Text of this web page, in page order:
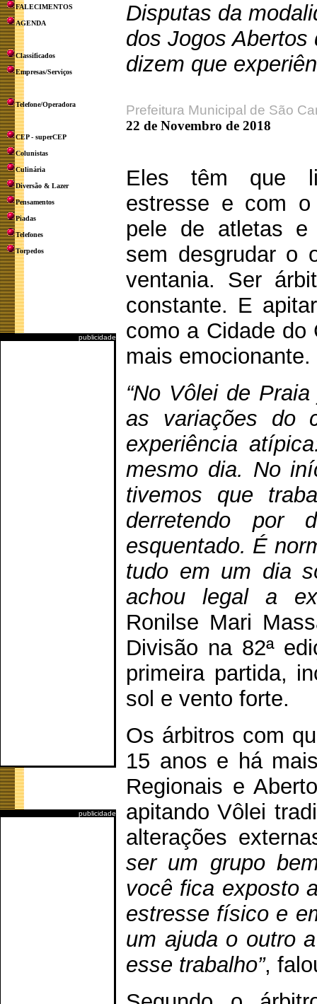
FALECIMENTOS
AGENDA
Classificados
Empresas/Serviços
Telefone/Operadora
CEP - superCEP
Colunistas
Culinária
Diversão & Lazer
Pensamentos
Piadas
Telefones
Torpedos
publicidade
publicidade
Disputas da
dos Jogos
dizem que
Prefeitura Municipal de São
22 de Novembro de 2018
Eles têm que
estresse e com
pele de atletas e
sem desgrudar o
ventania. Ser
constante. E
como a Cidade do
mais emocionante.
“No Vôlei de
as variações do
experiência
mesmo dia. No
tivemos que
derretendo por
esquentado. É
tudo em um dia
achou legal a
Ronilse Mari
Divisão na 82ª
primeira partida,
sol e vento forte.
Os árbitros com
15 anos e há
Regionais e
apitando Vôlei
alterações
ser um grupo
você fica exposto
estresse físico e
um ajuda o outro
esse trabalho”,